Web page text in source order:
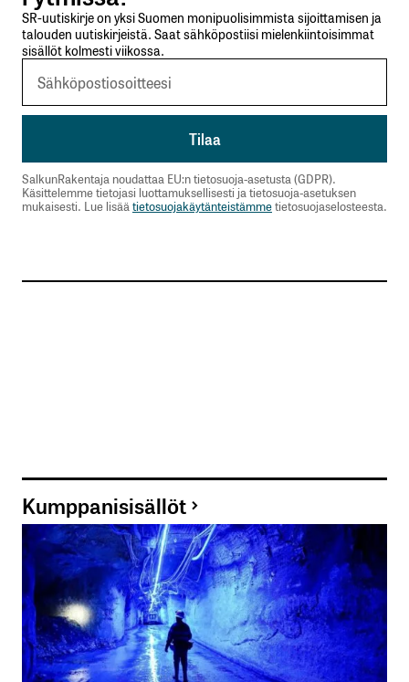
SR-uutiskirje on yksi Suomen monipuolisimmista sijoittamisen ja
talouden uutiskirjeistä. Saat sähköpostiisi mielenkiintoisimmat
sisällöt kolmesti viikossa.
SalkunRakentaja noudattaa EU:n tietosuoja-asetusta (GDPR).
Käsittelemme tietojasi luottamuksellisesti ja tietosuoja-asetuksen
mukaisesti. Lue lisäätietosuojakäytänteistämmetietosuojaselosteesta.
Kumppanisisällöt